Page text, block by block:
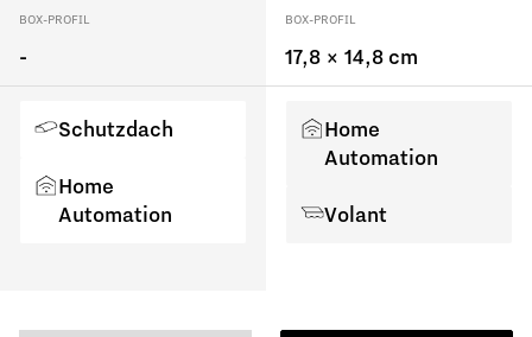
BOX-PROFIL
-
BOX-PROFIL
17,8 × 14,8 cm
Schutzdach
Home
Automation
Home
Automation
Volant